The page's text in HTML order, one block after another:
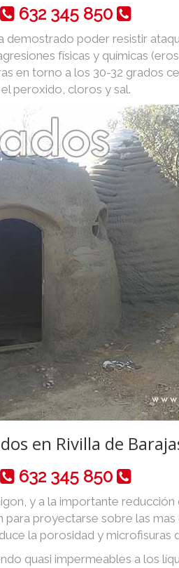
632 345 850
demostrado poder resistir
físicas y químicas
en torno a los 30-32 grados
el peroxido, cloros y sal.
en Rivilla de
632 345 850
y a la importante
proyectarse sobre las
la porosidad y microfisuras
quasi impermeables a los